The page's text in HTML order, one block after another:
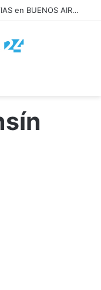
Los ALQUILERES en CABA AUMENTARON 1,6% en JULIO: 17,5% en 2026